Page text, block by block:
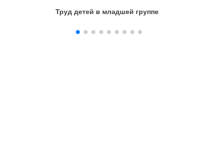
Труд детей в младшей группе